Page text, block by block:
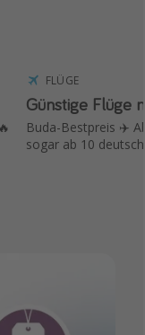
FLÜGE
Günstige
Buda-Bestpreis ✈️
sogar ab 10